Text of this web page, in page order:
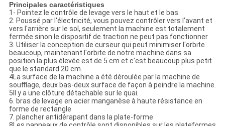
Principales caractéristiques
1- Pointez le contrôle de levage vers le haut et le bas.
2. Poussé par l'électricité, vous pouvez contrôler vers l'avant et
vers l'arrière sur le sol, seulement la machine est totalement
fermée sinon le dispositif de traction ne peut pas fonctionner
3. Utiliser la conception de curseur qui peut minimiser l'orbite
beaucoup, maintenant l'orbite de notre machine dans sa
position la plus élevée est de 5 cm et c'est beaucoup plus petit
que le standard 20 cm.
4La surface de la machine a été déroulée par la machine de
soufflage, deux bas-deux surface de façon à peindre la machine.
5Il y a une clôture détachable sur le quai.
6. bras de levage en acier manganèse à haute résistance en
forme de rectangle
7. plancher antidérapant dans la plate-forme